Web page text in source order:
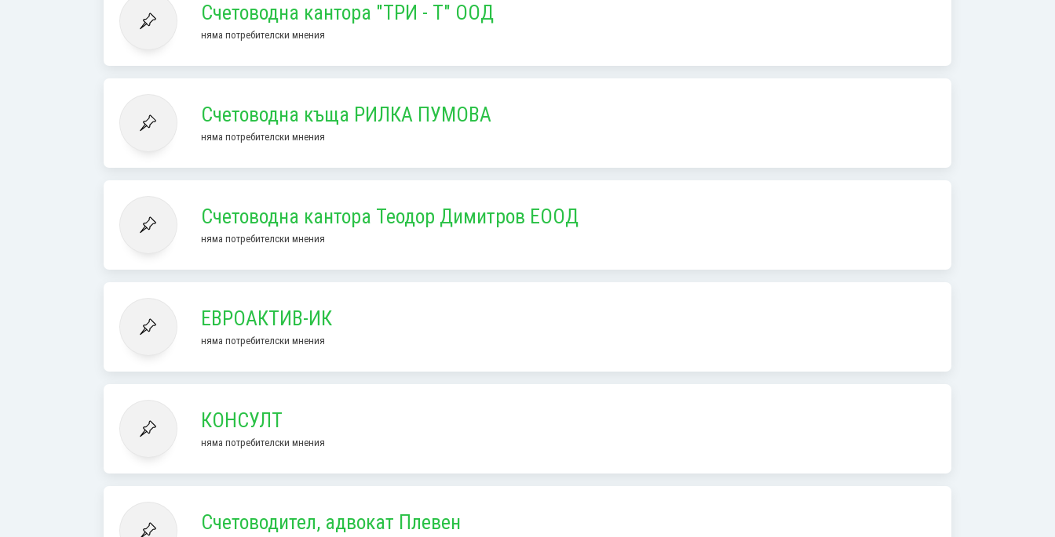
Счетоводна кантора "ТРИ - Т" ООД
няма потребителски мнения
Счетоводна къща РИЛКА ПУМОВА
няма потребителски мнения
Счетоводна кантора Теодор Димитров ЕООД
няма потребителски мнения
ЕВРОАКТИВ-ИК
няма потребителски мнения
КОНСУЛТ
няма потребителски мнения
Счетоводител, адвокат Плевен